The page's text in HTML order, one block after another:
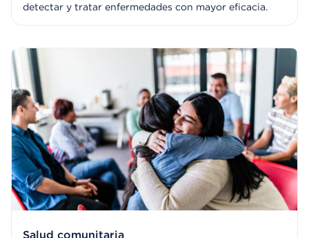
detectar y tratar enfermedades con mayor eficacia.
Salud comunitaria